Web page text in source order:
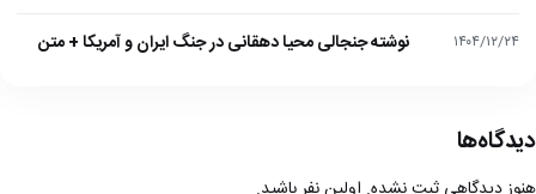
۱۴۰۴/۱۲/۲۴ نوشته جنجالی محیا دهقانی در جنگ ایران و آمریکا + متن
دیدگاه‌ها